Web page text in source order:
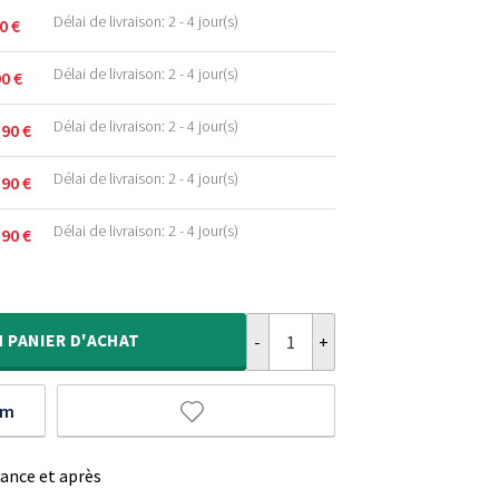
€ Délai de livraison: 2 - 4 jour(s)
€ Délai de livraison: 2 - 4 jour(s)
€ Délai de livraison: 2 - 4 jour(s)
€ Délai de livraison: 2 - 4 jour(s)
€ Délai de livraison: 2 - 4 jour(s)
PANIER D'ACHAT
et après